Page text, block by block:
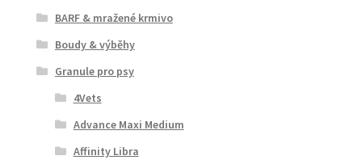
BARF & mražené krmivo
Boudy & výběhy
Granule pro psy
4Vets
Advance Maxi Medium
Affinity Libra